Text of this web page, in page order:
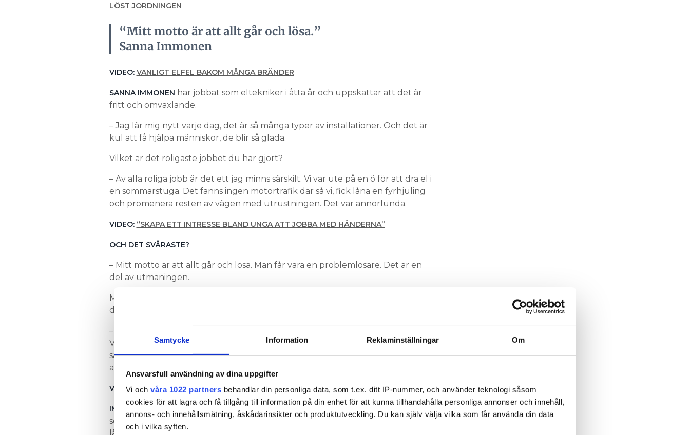
Samtycke Information Reklaminställningar Om
Ansvarsfull användning av dina uppgifter
Vi och våra 1022 partners behandlar din personliga data, som t.ex. ditt IP-nummer, och använder teknologi såsom
cookies för att lagra och få tillgång till information på din enhet för att kunna tillhandahålla personliga annonser och innehåll,
annons- och innehållsmätning, åskådarinsikter och produktutveckling. Du kan själv välja vilka som får använda din data
och i vilka syften.
LÖST JORDNINGEN
“Mitt motto är att allt går och lösa.”
Sanna Immonen
VIDEO: VANLIGT ELFEL BAKOM MÅNGA BRÄNDER
SANNA IMMONEN har jobbat som eltekniker i åtta år och uppskattar att det är
fritt och omväxlande.
– Jag lär mig nytt varje dag, det är så många typer av installationer. Och det är
kul att få hjälpa människor, de blir så glada.
Vilket är det roligaste jobbet du har gjort?
– Av alla roliga jobb är det ett jag minns särskilt. Vi var ute på en ö för att dra el i
en sommarstuga. Det fanns ingen motortrafik där så vi, fick låna en fyrhjuling
och promenera resten av vägen med utrustningen. Det var annorlunda.
VIDEO: “SKAPA ETT INTRESSE BLAND UNGA ATT JOBBA MED HÄNDERNA”
OCH DET SVÅRASTE?
– Mitt motto är att allt går och lösa. Man får vara en problemlösare. Det är en
del av utmaningen.
Målgruppen för kanalen är framförallt unga mellan 13 och 16 år, men även
deras föräldrar, berättar Heléne Stors på Installatörsföretagen.
– Unga idag är väldigt medvetna, de är klimatintresserade och vill göra nytta.
Våra branscher erbjuder unga en möjlighet att bidra till det klimatsmarta
samhället genom exempelvis energieffektivisering, solcellsinstallationer eller
att skapa en infrastruktur som möjliggör smarta hem.
VIDEO:”KALIFORNIENS STÖD TILL VÄTGAS KOMMER DRIVA NED PRISEt”
INKOPPLAT MED
Sanna Immonen, Martin Modin och Hampus Hedström sänds i
sex avsnitt med start 18 december, Planen är att kanalen ska vara ett
långsiktigt projekt som sträcker sig under mist två år.